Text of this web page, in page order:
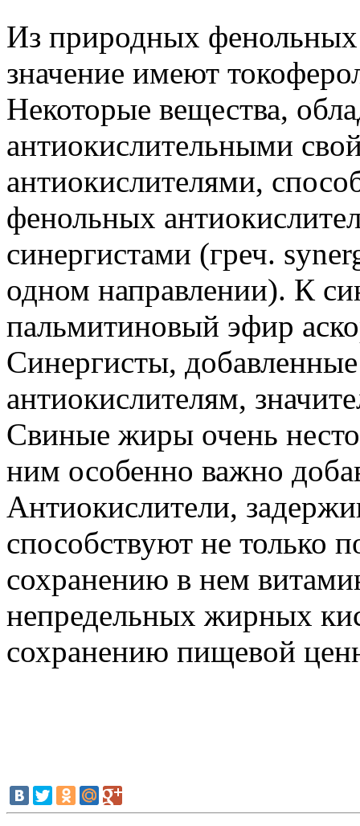
Из природных
значение имеют
Некоторые вещества,
антиокислительными
антиокислителями,
фенольных
синергистами (греч.
одном направлении). К
пальмитиновый эфир
Синергисты,
антиокислителям,
Свиные жиры очень
ним особенно важно
Антиокислители,
способствуют не только
сохранению в нем
непредельных жирных
сохранению пищевой